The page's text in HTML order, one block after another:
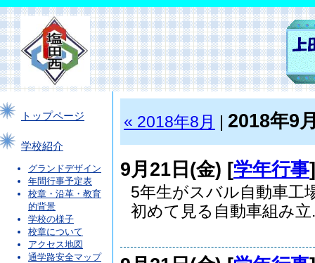
トップページ
学校紹介
グランドデザイン
年間行事予定表
校章・沿革・教育
的背景
学校の様子
校章について
アクセス地図
通学路安全マップ
« 2018年8月 2018年9
9月21日(金) [学年行事
5年生がスバル自動車工
初めて見る自動車組み立